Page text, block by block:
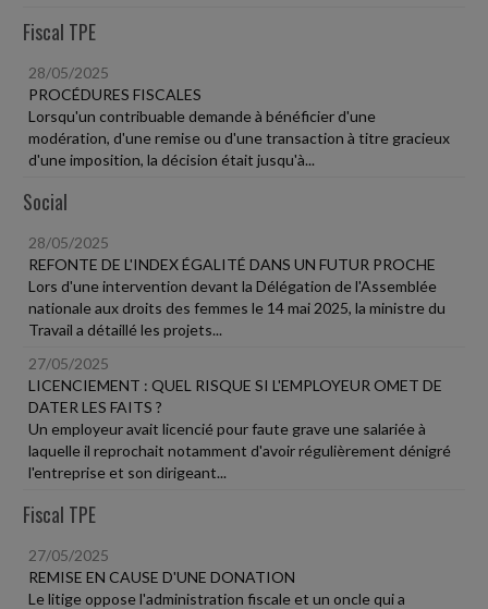
Fiscal TPE
28/05/2025
PROCÉDURES FISCALES
Lorsqu'un contribuable demande à bénéficier d'une
modération, d'une remise ou d'une transaction à titre gracieux
d'une imposition, la décision était jusqu'à...
Social
28/05/2025
REFONTE DE L'INDEX ÉGALITÉ DANS UN FUTUR PROCHE
Lors d'une intervention devant la Délégation de l'Assemblée
nationale aux droits des femmes le 14 mai 2025, la ministre du
Travail a détaillé les projets...
27/05/2025
LICENCIEMENT : QUEL RISQUE SI L'EMPLOYEUR OMET DE
DATER LES FAITS ?
Un employeur avait licencié pour faute grave une salariée à
laquelle il reprochait notamment d'avoir régulièrement dénigré
l'entreprise et son dirigeant...
Fiscal TPE
27/05/2025
REMISE EN CAUSE D'UNE DONATION
Le litige oppose l'administration fiscale et un oncle qui a